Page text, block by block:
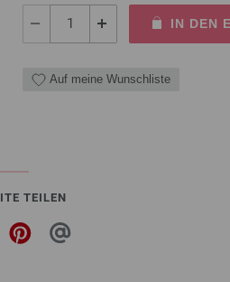
IN DEN
Auf meine Wunschliste
TEILEN